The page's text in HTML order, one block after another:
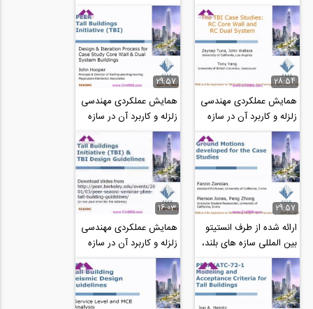
های بلند، بخش سیزدهم:
پرسش و...
های بلند، بخش دوازدهم:
تحلیل...
28:54
همایش عملکردی مهندسی
زلزله و کاربرد آن در سازه
های بلند، بخش اول،
بررسی های...
29:57
همایش عملکردی مهندسی
زلزله و کاربرد آن در سازه
های بلند، بخش دهم، روند
طراحی و...
29:57
ارائه شده از طرف انستیتو
بین المللی سازه های بلند،
زلزله...
16:03
همایش عملکردی مهندسی
زلزله و کاربرد آن در سازه
های بلند، بخش هشتم،
جمع بندی روز...